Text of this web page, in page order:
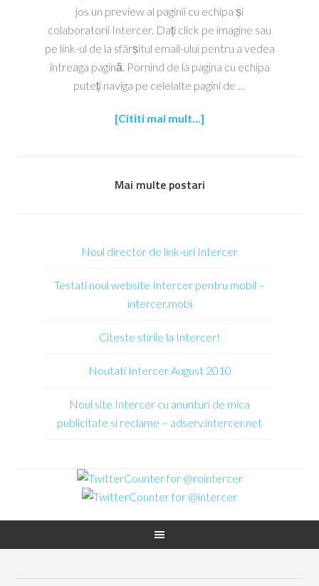
jos un preview al paginii cu echipa și
colaboratorii Intercer. Dați click pe imagine sau
pe link-ul de la sfârșitul email-ului pentru a vedea
întreaga pagină. Pornind de la pagina cu echipa
puteți naviga pe celelalte pagini de …
[Cititi mai mult...]
Mai multe postari
Noul director de link-uri Intercer
Testati noul website Intercer pentru mobil –
intercer.mobi
Citeste stirile la Intercer!
Noutati Intercer August 2010
Noul site Intercer cu anunturi de mica
publicitate si reclame – adserv.intercer.net